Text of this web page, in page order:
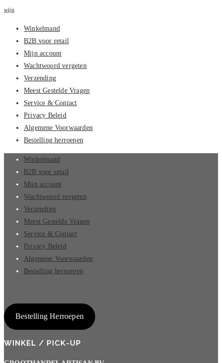
wijn
Winkelmand
B2B voor retail
Mijn account
Wachtwoord vergeten
Verzending
Meest Gestelde Vragen
Service & Contact
Privacy Beleid
Algemene Voorwaarden
Bestelling herroepen
Winkelmand
B2B voor retail
Mijn account
Wachtwoord vergeten
Verzending
Meest Gestelde Vragen
Service & Contact
Privacy Beleid
Algemene Voorwaarden
Bestelling herroepen
Bestelling Herroepen
WINKEL / PICK-UP